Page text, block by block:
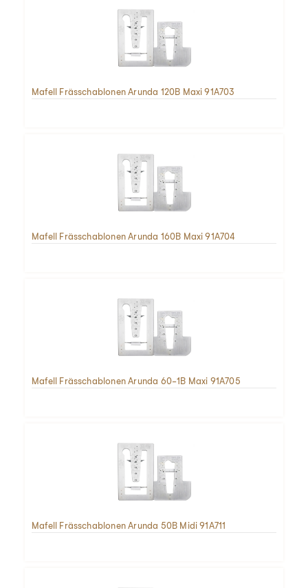
Mafell Frässchablonen Arunda 120B Maxi 91A703
Mafell Frässchablonen Arunda 160B Maxi 91A704
Mafell Frässchablonen Arunda 60-1B Maxi 91A705
Mafell Frässchablonen Arunda 50B Midi 91A711